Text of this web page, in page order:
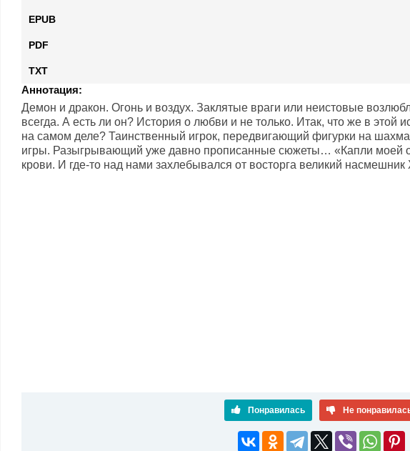
EPUB
PDF
TXT
Аннотация:
Демон и дракон. Огонь и воздух. Заклятые враги или неистовые
всегда. А есть ли он? История о любви и не только. Итак, что же в этой
на самом деле? Таинственный игрок, передвигающий фигурки на
игры. Разыгрывающий уже давно прописанные сюжеты… «Капли моей
крови. И где-то над нами захлебывался от восторга великий насмешник
Понравилась Не